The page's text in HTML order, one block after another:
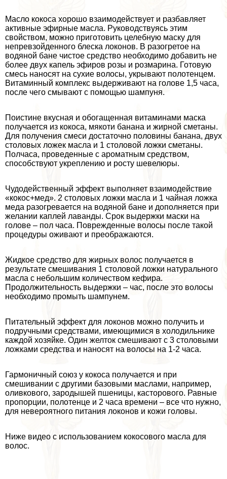
Масло кокоса хорошо взаимодействует и разбавляет
активные эфирные масла. Руководствуясь этим
свойством, можно приготовить целебную маску для
непревзойденного блеска локонов. В разогретое на
водяной бане чистое средство необходимо добавить не
более двух капель эфиров розы и розмарина. Готовую
смесь наносят на сухие волосы, укрывают полотенцем.
Витаминный комплекс выдерживают на голове 1,5 часа,
после чего смывают с помощью шампуня.
Поистине вкусная и обогащенная витаминами маска
получается из кокоса, мякоти банана и жирной сметаны.
Для получения смеси достаточно половины банана, двух
столовых ложек масла и 1 столовой ложки сметаны.
Полчаса, проведенные с ароматным средством,
способствуют укреплению и росту шевелюры.
Чудодейственный эффект выполняет взаимодействие
«кокос+мед». 2 столовых ложки масла и 1 чайная ложка
меда разогревается на водяной бане и дополняется при
желании каплей лаванды. Срок выдержки маски на
голове – пол часа. Поврежденные волосы после такой
процедуры оживают и преображаются.
Жидкое средство для жирных волос получается в
результате смешивания 1 столовой ложки натурального
масла с небольшим количеством кефира.
Продолжительность выдержки – час, после это волосы
необходимо промыть шампунем.
Питательный эффект для локонов можно получить и
подручными средствами, имеющимися в холодильнике
каждой хозяйке. Один желток смешивают с 3 столовыми
ложками средства и наносят на волосы на 1-2 часа.
Гармоничный союз у кокоса получается и при
смешивании с другими базовыми маслами, например,
оливкового, зародышей пшеницы, касторового. Равные
пропорции, полотенце и 2 часа времени – все что нужно,
для невероятного питания локонов и кожи головы.
Ниже видео с использованием кокосового масла для
волос.